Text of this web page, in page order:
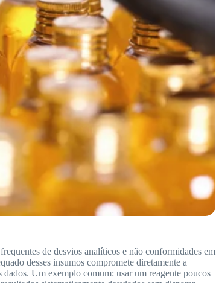
de desvios analíticos e não conformidades em
desses insumos compromete diretamente a
Um exemplo comum: usar um reagente poucos